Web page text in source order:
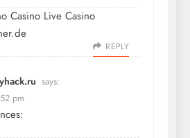
Casino Live Casino
REPLY
says:
pm